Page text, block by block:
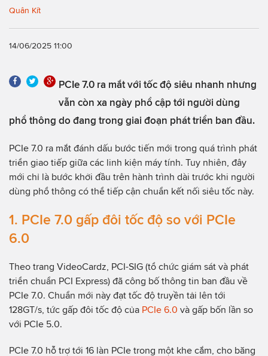
Quân Kít
14/06/2025 11:00
PCIe 7.0 ra mắt với tốc độ siêu nhanh nhưng
vẫn còn xa ngày phổ cập tới người dùng
phổ thông do đang trong giai đoạn phát triển ban đầu.
PCIe 7.0 ra mắt đánh dấu bước tiến mới trong quá trình phát
triển giao tiếp giữa các linh kiện máy tính. Tuy nhiên, đây
mới chỉ là bước khởi đầu trên hành trình dài trước khi người
dùng phổ thông có thể tiếp cận chuẩn kết nối siêu tốc này.
1. PCIe 7.0 gấp đôi tốc độ so với PCIe
6.0
Theo trang VideoCardz, PCI-SIG (tổ chức giám sát và phát
triển chuẩn PCI Express) đã công bố thông tin ban đầu về
PCIe 7.0. Chuẩn mới này đạt tốc độ truyền tải lên tới
128GT/s, tức gấp đôi tốc độ của PCIe 6.0 và gấp bốn lần so
với PCIe 5.0.
PCIe 7.0 hỗ trợ tới 16 làn PCIe trong một khe cắm, cho băng